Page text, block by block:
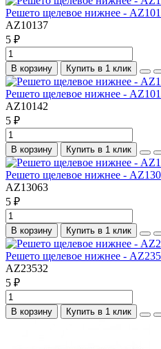
Решето щелевое нижнее -
AZ10137
5 ₽
В корзину Купить в 1 клик
Решето щелевое нижнее -
AZ10142
5 ₽
В корзину Купить в 1 клик
Решето щелевое нижнее -
AZ13063
5 ₽
В корзину Купить в 1 клик
Решето щелевое нижнее -
AZ23532
5 ₽
В корзину Купить в 1 клик